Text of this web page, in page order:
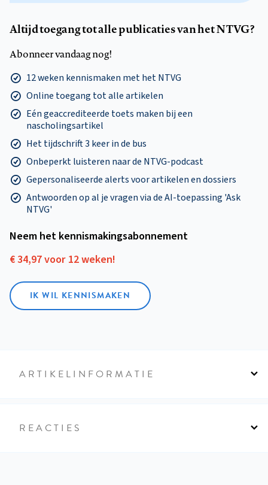
Altijd toegang tot alle publicaties van het NTVG?
Abonneer vandaag nog!
12 weken kennismaken met het NTVG
Online toegang tot alle artikelen
Eén geaccrediteerde toets maken bij een
nascholingsartikel
Het tijdschrift 3 keer in de bus
Onbeperkt luisteren naar de NTVG-podcast
Gepersonaliseerde alerts voor artikelen en dossiers
Antwoorden op al je vragen via de AI-toepassing 'Ask
NTVG'
Neem het kennismakings­abonnement
€ 34,97 voor 12 weken!
IK WIL KENNISMAKEN
ARTIKELINFORMATIE
REACTIES